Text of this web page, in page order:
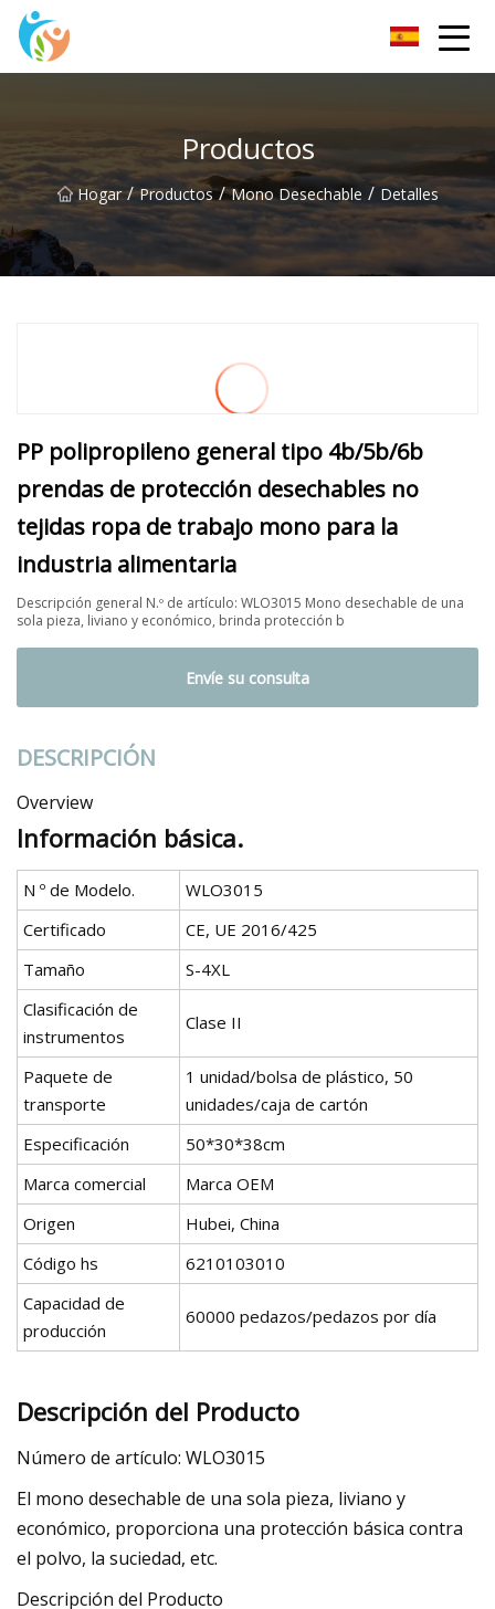
Productos
Hogar / Productos / Mono Desechable / Detalles
PP polipropileno general tipo 4b/5b/6b
prendas de protección desechables no
tejidas ropa de trabajo mono para la
industria alimentaria
Descripción general N.º de artículo: WLO3015 Mono desechable de una
sola pieza, liviano y económico, brinda protección b
Envíe su consulta
DESCRIPCIÓN
Overview
Información básica.
N º de Modelo.
WLO3015
Certificado
CE, UE 2016/425
Tamaño
S-4XL
Clasificación de
instrumentos
Clase II
Paquete de
transporte
1 unidad/bolsa de plástico, 50
unidades/caja de cartón
Especificación
50*30*38cm
Marca comercial
Marca OEM
Origen
Hubei, China
Código hs
6210103010
Capacidad de
producción
60000 pedazos/pedazos por día
Descripción del Producto
Número de artículo: WLO3015
El mono desechable de una sola pieza, liviano y
económico, proporciona una protección básica contra
el polvo, la suciedad, etc.
Descripción del Producto